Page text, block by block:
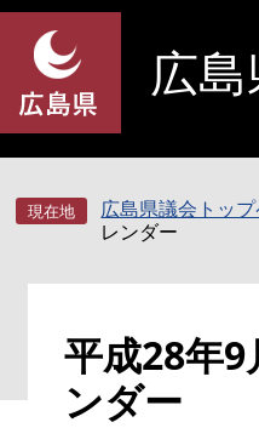
ペ
先
頭
す
メ
を
飛
し
広
広島県議会トッ
レンダー
平成28年9
ンダー